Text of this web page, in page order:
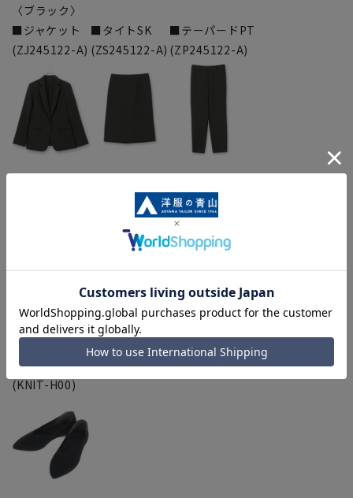
〈ブラック〉
■ジャケット
(ZJ245122-A)
■タイトSK
(ZS245122-A)
■テーパードPT
(ZP245122-A)
■テーパードPT
(ZP245124-B)
〇ゼロプレッシャーニットパンプス
(KNIT-H00)